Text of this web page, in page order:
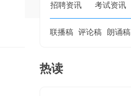
招聘资讯 考试资讯
联播稿 评论稿 朗诵稿
热读